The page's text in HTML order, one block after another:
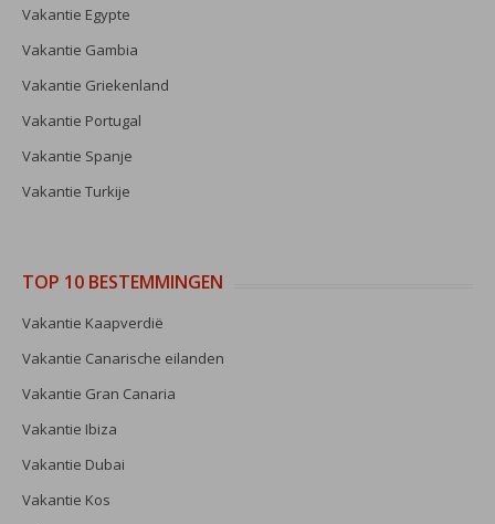
Vakantie Egypte
Vakantie Gambia
Vakantie Griekenland
Vakantie Portugal
Vakantie Spanje
Vakantie Turkije
TOP 10 BESTEMMINGEN
Vakantie Kaapverdië
Vakantie Canarische eilanden
Vakantie Gran Canaria
Vakantie Ibiza
Vakantie Dubai
Vakantie Kos